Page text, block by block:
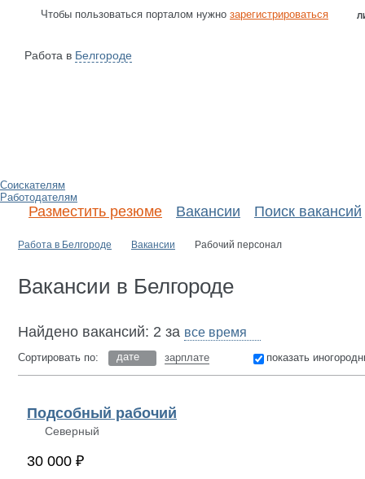
Чтобы пользоваться порталом нужно зарегистрироваться
Работа в Белгороде
Соискателям
Работодателям
Разместить резюме Вакансии Поиск вакансий
Работа в Белгороде Вакансии Рабочий персонал
Вакансии в Белгороде
Найдено вакансий: 2 за
Сортировать по: дате зарплате показать
Подсобный рабочий
Северный
30 000 ₽